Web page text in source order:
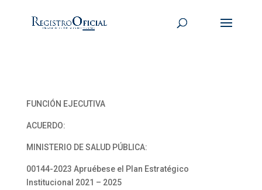
FUNCIÓN EJECUTIVA
ACUERDO:
MINISTERIO DE SALUD PÚBLICA:
00144-2023 Apruébese el Plan Estratégico
Institucional 2021 – 2025